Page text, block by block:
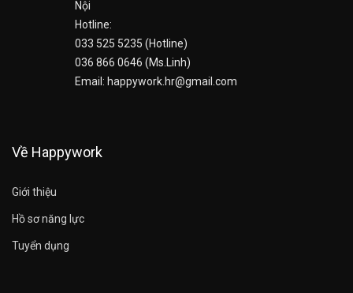
Nội
Hotline:
033 525 5235 (Hotline)
036 866 0646 (Ms.Linh)
Email: happywork.hr@gmail.com
Về Happywork
Giới thiệu
Hồ sơ năng lực
Tuyển dụng